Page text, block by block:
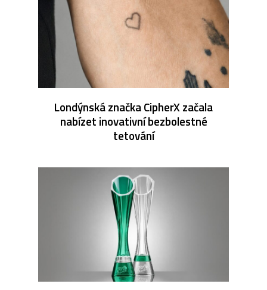
Londýnská značka CipherX začala
nabízet inovativní bezbolestné
tetování